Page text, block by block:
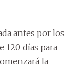
antes por los
120 días para
la